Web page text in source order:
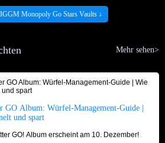
verschiedener Arten und Designs, die
auch sicher, dass die angezeigten Preise für
Jeder sollte Zugang zu seinen bevorzugten
viel ausgeben zu müssen. Deshalb bemühen
zu halten, ohne die Servicequalität zu
Safes auf IGGM.com kaufen, können Sie
Monopoly Go Stars Vaults ↓
Mehr sehen>
GO Album: Würfel-Management-Guide |
und spart
GO! Album erscheint am 10. Dezember!